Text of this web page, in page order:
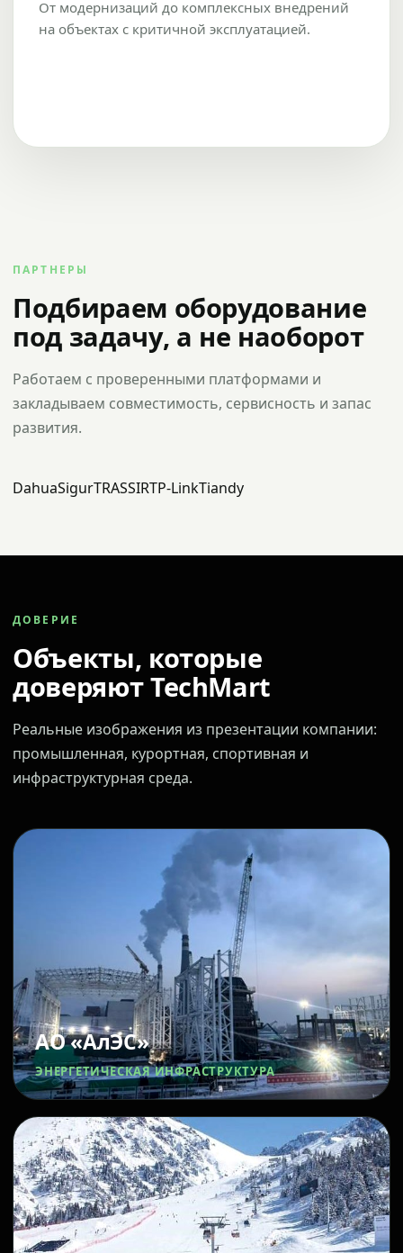
От модернизаций до комплексных внедрений
на объектах с критичной эксплуатацией.
ПАРТНЕРЫ
Подбираем оборудование
под задачу, а не наоборот
Работаем с проверенными платформами и
закладываем совместимость, сервисность и запас
развития.
DahuaSigurTRASSIRTP-LinkTiandy
ДОВЕРИЕ
Объекты, которые
доверяют TechMart
Реальные изображения из презентации компании:
промышленная, курортная, спортивная и
инфраструктурная среда.
АО «АлЭС»
ЭНЕРГЕТИЧЕСКАЯ ИНФРАСТРУКТУРА